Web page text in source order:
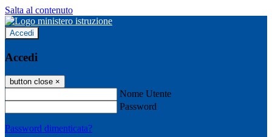
Salta al contenuto
Accedi
Accedi
button close ×
Nome Utente
Password
Password dimenticata?